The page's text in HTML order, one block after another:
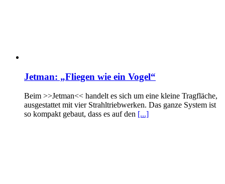
Jetman: „Fliegen wie ein Vogel“
Beim >>Jetman<< handelt es sich um eine kleine Tragfläche,
ausgestattet mit vier Strahltriebwerken. Das ganze System ist
so kompakt gebaut, dass es auf den [...]